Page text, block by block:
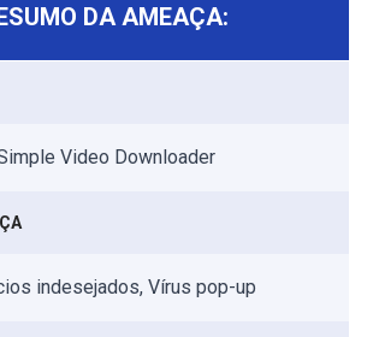
DA AMEAÇA:
Video Downloader
indesejados, Vírus pop-up